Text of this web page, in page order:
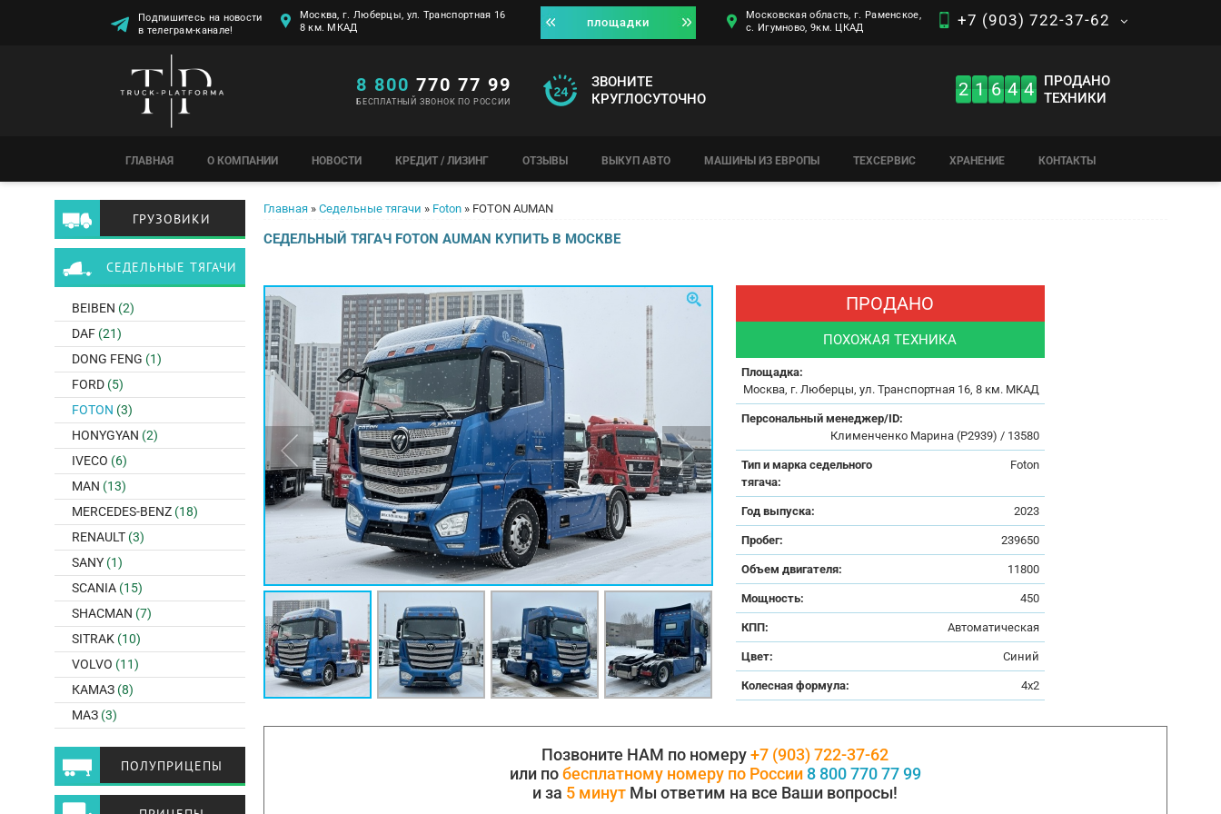
Подпишитесь на новости
в телеграм-канале!
Москва, г. Люберцы, ул. Транспортная 16
8 км. МКАД
площадки
Московская область, г. Раменское,
с. Игумново, 9км. ЦКАД
+7 (903) 722-37-62
8 800 770 77 99
БЕСПЛАТНЫЙ ЗВОНОК ПО РОССИИ
ЗВОНИТЕ
КРУГЛОСУТОЧНО
2 1 6 4 4
ПРОДАНО
ТЕХНИКИ
ГЛАВНАЯ О КОМПАНИИ НОВОСТИ КРЕДИТ / ЛИЗИНГ ОТЗЫВЫ ВЫКУП АВТО МАШИНЫ ИЗ ЕВРОПЫ ТЕХСЕРВИС ХРАНЕНИЕ КОНТАКТЫ
Вы здесь
Главная » Седельные тягачи » Foton » FOTON AUMAN
СЕДЕЛЬНЫЙ ТЯГАЧ FOTON AUMAN КУПИТЬ В МОСКВЕ
ПРОДАНО
ПОХОЖАЯ ТЕХНИКА
Площадка:
Москва, г. Люберцы, ул. Транспортная 16, 8 км. МКАД
Персональный менеджер/ID:
Клименченко Марина (Р2939) / 13580
Тип и марка седельного
тягача:
Foton
Год выпуска: 2023
Пробег: 239650
Объем двигателя: 11800
Мощность: 450
КПП: Автоматическая
Цвет: Синий
Колесная формула: 4x2
Позвоните НАМ по номеру+7 (903) 722-37-62
или побесплатному номеру по России 8 800 770 77 99
и за 5 минут Мы ответим на все Ваши вопросы!
ГРУЗОВИКИ
СЕДЕЛЬНЫЕ ТЯГАЧИ
BEIBEN (2)
DAF (21)
DONG FENG (1)
FORD (5)
FOTON (3)
HONYGYAN (2)
IVECO (6)
MAN (13)
MERCEDES-BENZ (18)
RENAULT (3)
SANY (1)
SCANIA (15)
SHACMAN (7)
SITRAK (10)
VOLVO (11)
КАМАЗ (8)
МАЗ (3)
ПОЛУПРИЦЕПЫ